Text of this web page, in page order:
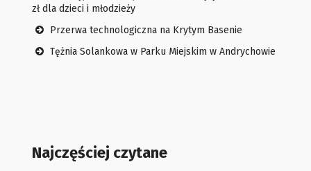
zł dla dzieci i młodzieży
Przerwa technologiczna na Krytym Basenie
Tężnia Solankowa w Parku Miejskim w Andrychowie
Najczęściej czytane